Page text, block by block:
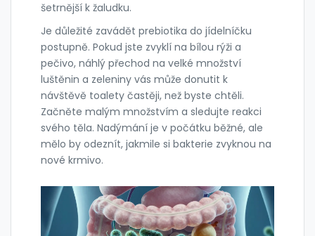
šetrnější k žaludku.
Je důležité zavádět prebiotika do jídelníčku
postupně. Pokud jste zvyklí na bílou rýži a
pečivo, náhlý přechod na velké množství
luštěnin a zeleniny vás může donutit k
návštěvě toalety častěji, než byste chtěli.
Začněte malým množstvím a sledujte reakci
svého těla. Nadýmání je v počátku běžné, ale
mělo by odeznít, jakmile si bakterie zvyknou na
nové krmivo.